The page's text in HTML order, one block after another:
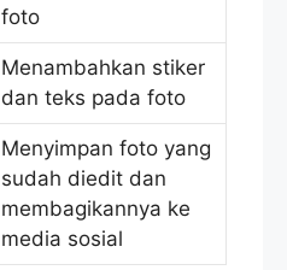
foto
Menambahkan stiker
dan teks pada foto
Menyimpan foto yang
sudah diedit dan
membagikannya ke
media sosial